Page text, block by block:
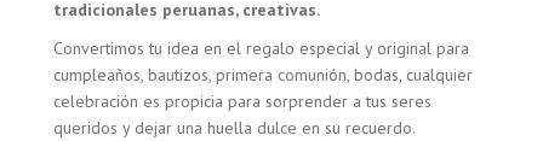
tradicionales peruanas, creativas.
Convertimos tu idea en el regalo especial y original para
cumpleaños, bautizos, primera comunión, bodas, cualquier
celebración es propicia para sorprender a tus seres
queridos y dejar una huella dulce en su recuerdo.